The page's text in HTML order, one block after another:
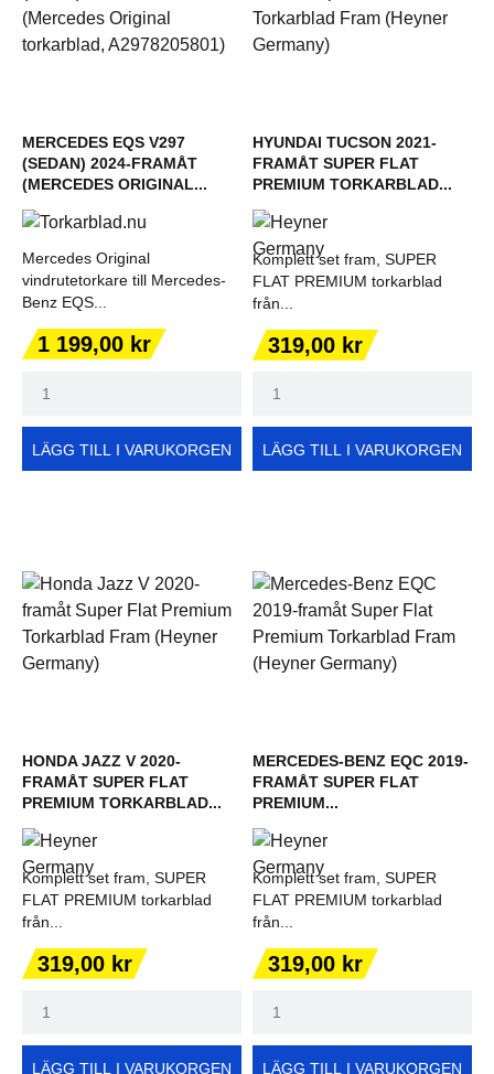
MERCEDES EQS V297
(SEDAN) 2024-FRAMÅT
(MERCEDES ORIGINAL...
Mercedes Original
vindrutetorkare till Mercedes-
Benz EQS...
Pris
1 199,00 kr
LÄGG TILL I VARUKORGEN
HYUNDAI TUCSON 2021-
FRAMÅT SUPER FLAT
PREMIUM TORKARBLAD...
Komplett set fram, SUPER
FLAT PREMIUM torkarblad
från...
Pris
319,00 kr
LÄGG TILL I VARUKORGEN
HONDA JAZZ V 2020-
FRAMÅT SUPER FLAT
PREMIUM TORKARBLAD...
Komplett set fram, SUPER
FLAT PREMIUM torkarblad
från...
Pris
319,00 kr
LÄGG TILL I VARUKORGEN
MERCEDES-BENZ EQC 2019-
FRAMÅT SUPER FLAT
PREMIUM...
Komplett set fram, SUPER
FLAT PREMIUM torkarblad
från...
Pris
319,00 kr
LÄGG TILL I VARUKORGEN